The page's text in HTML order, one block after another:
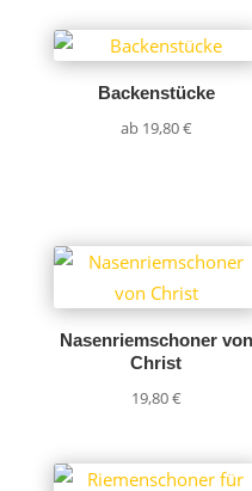
Backenstücke
ab 19,80€
Nasenriemschoner von
Christ
19,80€